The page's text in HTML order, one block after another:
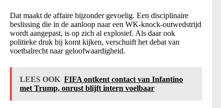
Dat maakt de affaire bijzonder gevoelig. Een disciplinaire
beslissing die in de aanloop naar een WK-knock-outwedstrijd
wordt aangepast, is op zich al explosief. Als daar ook
politieke druk bij komt kijken, verschuift het debat van
voetbalrecht naar geloofwaardigheid.
LEES OOK FIFA ontkent contact van Infantino
met Trump, onrust blijft intern voelbaar